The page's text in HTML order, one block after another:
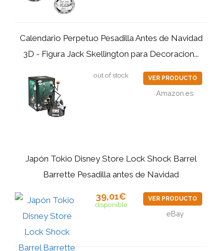
Calendario Perpetuo Pesadilla Antes de Navidad
3D - Figura Jack Skellington para Decoracion...
out of stock VER PRODUCTO
Amazon.es
Japón Tokio Disney Store Lock Shock Barrel
Barrette Pesadilla antes de Navidad
39,01€
disponible
VER PRODUCTO
eBay